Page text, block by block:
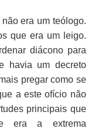
não era um teólogo.
que era um leigo.
diácono para
havia um decreto
pregar como se
a este ofício não
principais que
era a extrema